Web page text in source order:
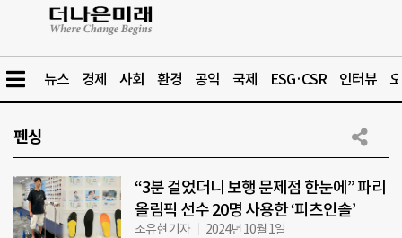
뉴스 경제 사회 환경 공익 국제 ESG·CSR 인터뷰
펜싱
“3분 걸었더니 보행 문제점 한눈에” 파리
올림픽 선수 20명 사용한 ‘피츠인솔’
조유현 기자 2024년 10월 1일